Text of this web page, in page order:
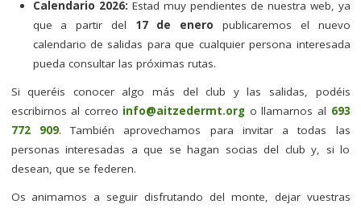
Calendario 2026: Estad muy pendientes de nuestra web, ya
que a partir del 17 de enero publicaremos el nuevo
calendario de salidas para que cualquier persona interesada
pueda consultar las próximas rutas.
Si queréis conocer algo más del club y las salidas, podéis
escribirnos al correo info@aitzedermt.org o llamarnos al 693
772 909. También aprovechamos para invitar a todas las
personas interesadas a que se hagan socias del club y, si lo
desean, que se federen.
Os animamos a seguir disfrutando del monte, dejar vuestras